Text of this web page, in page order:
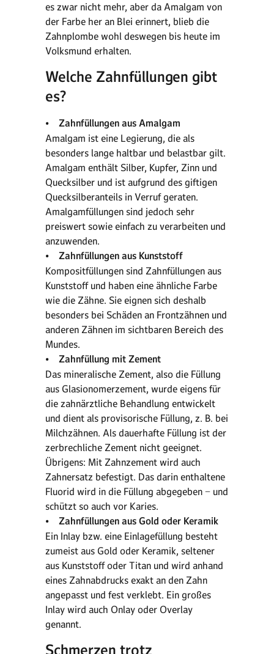
es zwar nicht mehr, aber da Amalgam von
der Farbe her an Blei erinnert, blieb die
Zahnplombe wohl deswegen bis heute im
Volksmund erhalten.
Welche Zahnfüllungen gibt
es?
• Zahnfüllungen aus Amalgam
Amalgam ist eine Legierung, die als
besonders lange haltbar und belastbar gilt.
Amalgam enthält Silber, Kupfer, Zinn und
Quecksilber und ist aufgrund des giftigen
Quecksilberanteils in Verruf geraten.
Amalgamfüllungen sind jedoch sehr
preiswert sowie einfach zu verarbeiten und
anzuwenden.
• Zahnfüllungen aus Kunststoff
Kompositfüllungen sind Zahnfüllungen aus
Kunststoff und haben eine ähnliche Farbe
wie die Zähne. Sie eignen sich deshalb
besonders bei Schäden an Frontzähnen und
anderen Zähnen im sichtbaren Bereich des
Mundes.
• Zahnfüllung mit Zement
Das mineralische Zement, also die Füllung
aus Glasionomerzement, wurde eigens für
die zahnärztliche Behandlung entwickelt
und dient als provisorische Füllung, z. B. bei
Milchzähnen. Als dauerhafte Füllung ist der
zerbrechliche Zement nicht geeignet.
Übrigens: Mit Zahnzement wird auch
Zahnersatz befestigt. Das darin enthaltene
Fluorid wird in die Füllung abgegeben − und
schützt so auch vor Karies.
• Zahnfüllungen aus Gold oder Keramik
Ein Inlay bzw. eine Einlagefüllung besteht
zumeist aus Gold oder Keramik, seltener
aus Kunststoff oder Titan und wird anhand
eines Zahnabdrucks exakt an den Zahn
angepasst und fest verklebt. Ein großes
Inlay wird auch Onlay oder Overlay
genannt.
Schmerzen trotz